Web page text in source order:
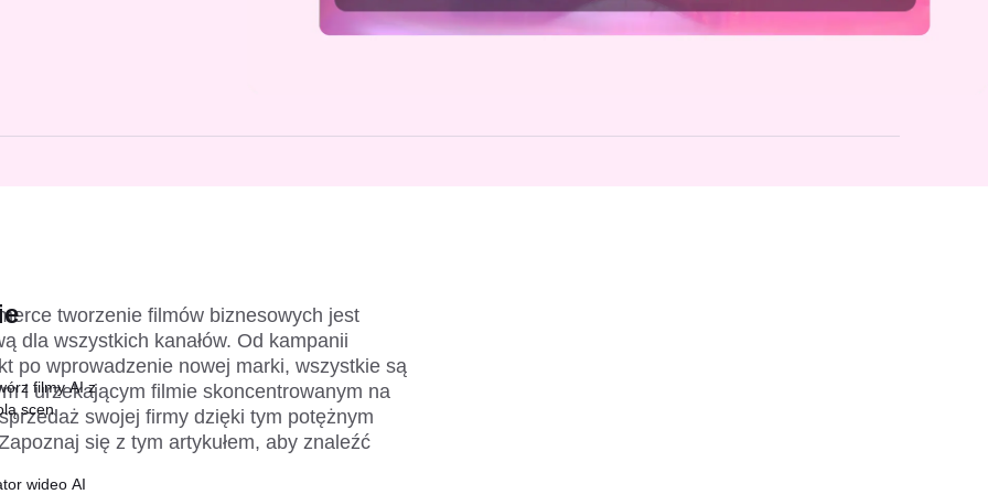
tworzenie filmów biznesowych jest
dla wszystkich kanałów. Od kampanii
po wprowadzenie nowej marki, wszystkie są
i urzekającym filmie skoncentrowanym na
swojej firmy dzięki tym potężnym
się z tym artykułem, aby znaleźć
filmy AI z
scen
wideo AI